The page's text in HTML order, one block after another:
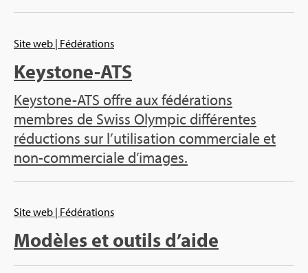
Site web | Fédérations
Keystone-ATS
Keystone-ATS offre aux fédérations
membres de Swiss Olympic différentes
réductions sur l’utilisation commerciale et
non-commerciale d’images.
Site web | Fédérations
Modèles et outils d’aide